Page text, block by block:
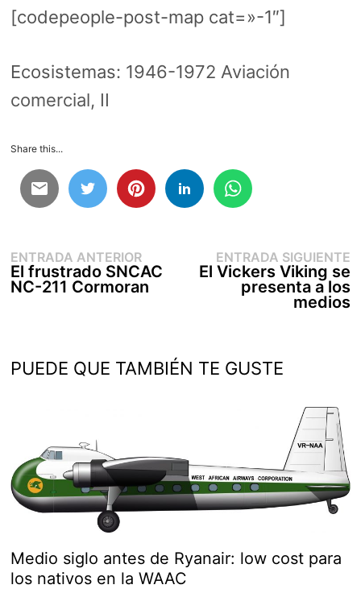
[codepeople-post-map cat=»-1″]
Ecosistemas: 1946-1972 Aviación
comercial, II
Share this...
Navegación
de
entradas
ENTRADA ANTERIOREntrada
anterior:
El frustrado SNCAC
NC-211 Cormoran
ENTRADA SIGUIENTE
El Vickers Viking se
presenta a los
medios
PUEDE QUE TAMBIÉN TE GUSTE
Medio siglo antes de Ryanair: low cost para
los nativos en la WAAC